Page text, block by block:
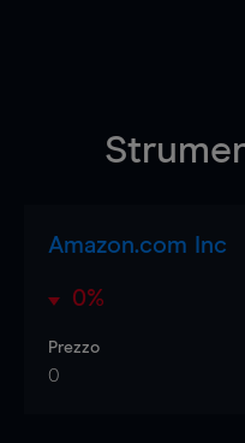
Amazon.com Inc
0%
Prezzo
0